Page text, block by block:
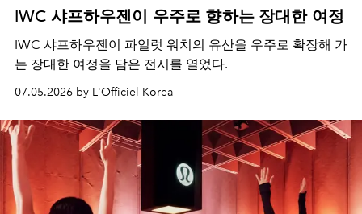
IWC 샤프하우젠이 우주로 향하는 장대한 여정
IWC 샤프하우젠이 파일럿 워치의 유산을 우주로 확장해 가
는 장대한 여정을 담은 전시를 열었다.
07.05.2026 by L'Officiel Korea